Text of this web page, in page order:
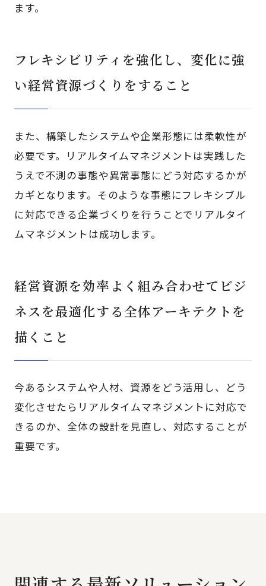
ます。
フレキシビリティを強化し、変化に強
い経営資源づくりをすること
また、構築したシステムや企業形態には柔軟性が
必要です。リアルタイムマネジメントは実践した
うえで不測の事態や異常事態にどう対応するかが
カギとなります。そのような事態にフレキシブル
に対応できる企業づくりを行うことでリアルタイ
ムマネジメントは成功します。
経営資源を効率よく組み合わせてビジ
ネスを最適化する全体アーキテクトを
描くこと
今あるシステムや人材、資源をどう活用し、どう
変化させたらリアルタイムマネジメントに対応で
きるのか、全体の設計を見直し、対応することが
重要です。